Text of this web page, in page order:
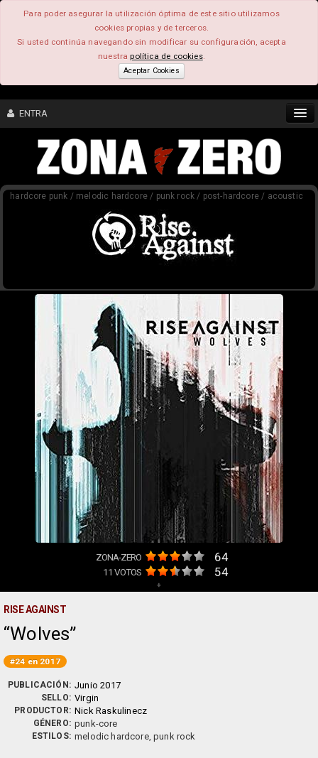
Para poder asegurar la utilización óptima de este sitio utilizamos
cookies propias y de terceros.
Si usted continúa navegando sin modificar su configuración, acepta
nuestrapolítica de cookies.
Aceptar Cookies
ENTRA
CONTENIDO
COMUNIDAD
hardcore punk / melodic hardcore / punk rock / post-hardcore / acoustic
ZONA-ZERO 64
11 VOTOS 54
+
RISE AGAINST
Wolves
#24 en 2017
PUBLICACIÓN: Junio 2017
SELLO: Virgin
PRODUCTOR: Nick Raskulinecz
GÉNERO: punk-core
ESTILOS: melodic hardcore, punk rock